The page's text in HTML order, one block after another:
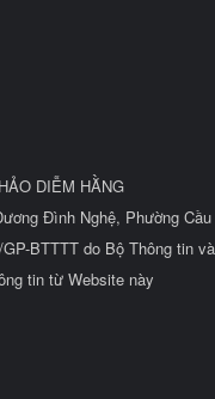
DIỄM HẰNG
Đình Nghệ, Phường
BTTTT do Bộ Thông tin
tin từ Website này